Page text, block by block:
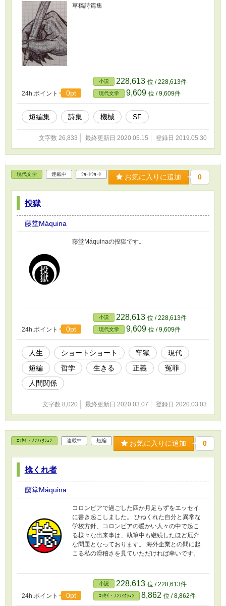
草稿詩篇集
24h.ポイント 0pt
小説 228,613 位 / 228,613件
現代文学 9,609 位 / 9,609件
短編集 詩集 機械 SF
文字数 26,833 最終更新日 2020.05.15 登録日 2019.05.30
現代文学 連載中 ｼｮｰﾄｼｮｰﾄ お気に入りに追加 0
投獄
藤堂Máquina
藤堂Máquinaの投獄です。
24h.ポイント 0pt
小説 228,613 位 / 228,613件
現代文学 9,609 位 / 9,609件
人生 ショートショート 牢獄
現代
短編
哲学 生きる 正義
冤罪
人間関係
文字数 8,020 最終更新日 2020.03.07 登録日 2020.03.03
ｴｯｾｲ・ﾉﾝﾌｨｸｼｮﾝ 連載中 短編 お気に入りに追加 0
捻くれ者
藤堂Máquina
コロンビアで過ごした四か月足らずをエッセイ
に書き起こしました。 ひねくれた自分と異常な
学校方針、コロンビアの暖かい人々の中で起こ
る様々な出来事は、執筆中も継続したほど厄介
な問題となっております。 海外企業との間に起
こる私の滑稽さを見ていただければ幸いです。
24h.ポイント 0pt
小説 228,613 位 / 228,613件
ｴｯｾｲ・ﾉﾝﾌｨｸｼｮﾝ 8,862 位 / 8,862件